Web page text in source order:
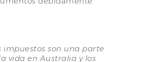
impuestos son una parte
vida en Australia y los